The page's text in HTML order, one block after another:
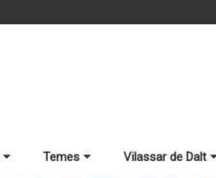
Temes Vilassar de Dalt